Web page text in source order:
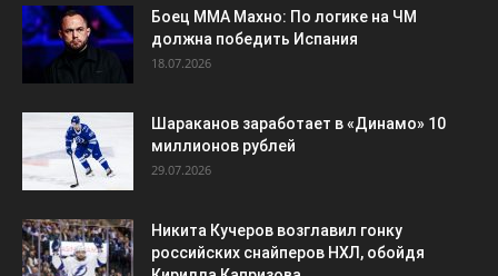
Боец ММА Махно: По логике на ЧМ
должна победить Испания
18.07.2026
Шараканов заработает в «Динамо» 10
миллионов рублей
29.07.2026
Никита Кучеров возглавил гонку
российских снайперов НХЛ, обойдя